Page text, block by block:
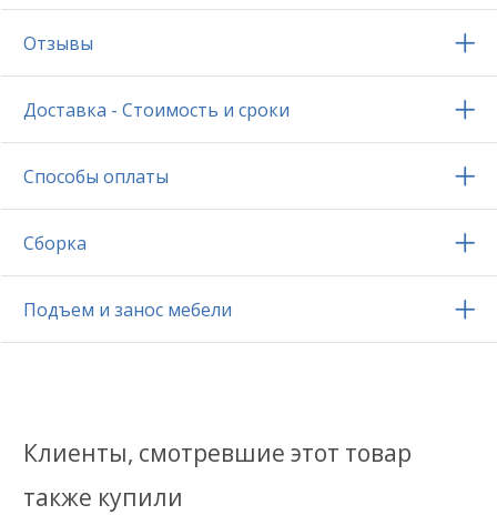
Отзывы
Доставка - Стоимость и сроки
Способы оплаты
Сборка
Подъем и занос мебели
Клиенты, смотревшие этот товар
также купили